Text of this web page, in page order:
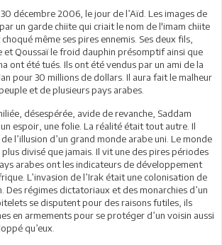
décembre 2006, le jour de l’Aïd. Les images de
un garde chiite qui criait le nom de l'imam chiite
même ses pires ennemis. Ses deux fils,
et Qoussaï le froid dauphin présomptif ainsi que
ont été tués. Ils ont été vendus par un ami de la
pour 30 millions de dollars. Il aura fait le malheur
et de plusieurs pays arabes.
désespérée, avide de revanche, Saddam
espoir, une folie. La réalité était tout autre. Il
l’illusion d’un grand monde arabe uni. Le monde
divisé que jamais. Il vit une des pires périodes
arabes ont les indicateurs de développement
L’invasion de l’Irak était une colonisation de
régimes dictatoriaux et des monarchies d’un
se disputent pour des raisons futiles, ils
en armements pour se protéger d’un voisin aussi
qu’eux.